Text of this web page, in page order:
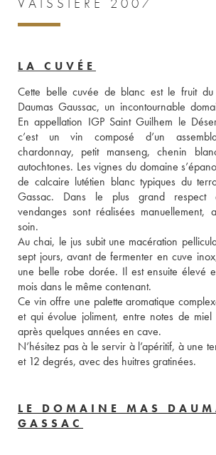
VAISSIÈRE 2007
LA CUVÉE
Cette belle cuvée de blanc est le fruit
Daumas Gaussac, un incontournable
En appellation IGP Saint Guilhem le
c’est un vin composé d’un
chardonnay, petit manseng, chenin
autochtones. Les vignes du domaine
de calcaire lutétien blanc typiques du
Gassac. Dans le plus grand respect
vendanges sont réalisées manuellement,
soin.
Au chai, le jus subit une macération
sept jours, avant de fermenter en cuve
une belle robe dorée. Il est ensuite élevé
mois dans le même contenant.
Ce vin offre une palette aromatique
et qui évolue joliment, entre notes de
après quelques années en cave.
N’hésitez pas à le servir à l’apéritif, à une
LE DOMAINE MAS
GASSAC